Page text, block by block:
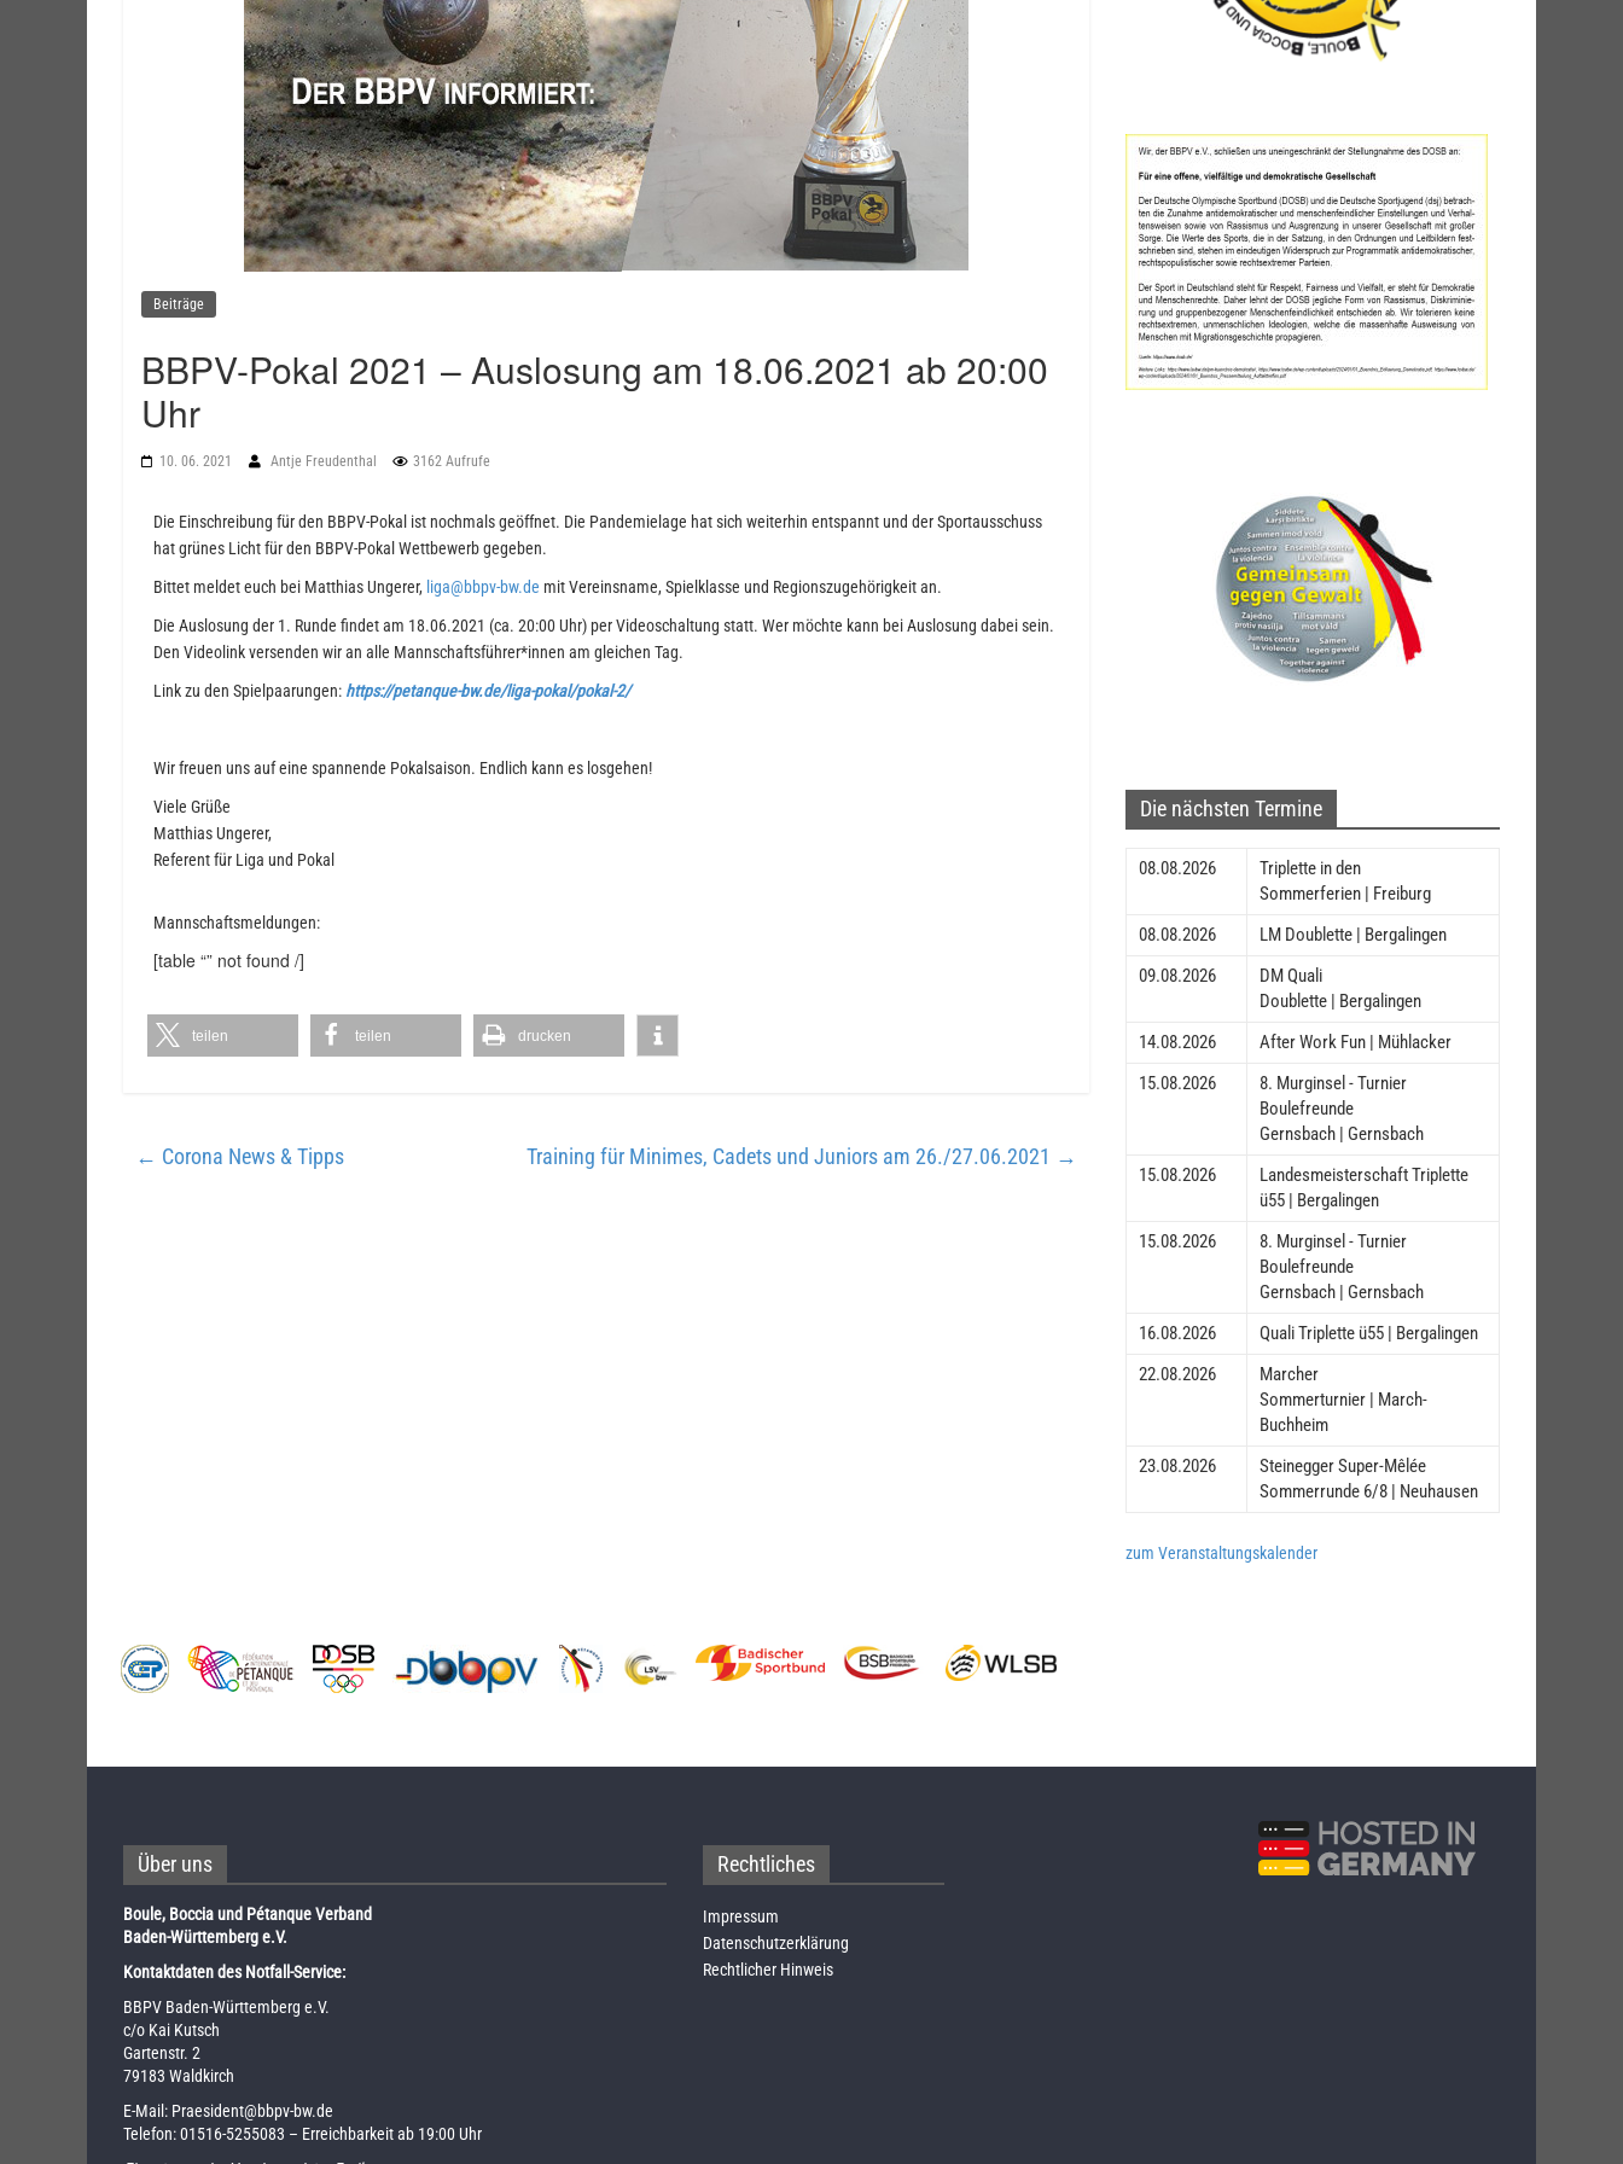
Beiträge
BBPV-Pokal 2021 – Auslosung am 18.06.2021 ab 20:00
Uhr
10. 06. 2021 Antje Freudenthal 3162 Aufrufe
Die Einschreibung für den BBPV-Pokal ist nochmals geöffnet. Die Pandemielage hat sich weiterhin entspannt und der Sportausschuss
hat grünes Licht für den BBPV-Pokal Wettbewerb gegeben.
Bittet meldet euch bei Matthias Ungerer, liga@bbpv-bw.de mit Vereinsname, Spielklasse und Regionszugehörigkeit an.
Die Auslosung der 1. Runde findet am 18.06.2021 (ca. 20:00 Uhr) per Videoschaltung statt. Wer möchte kann bei Auslosung dabei sein.
Den Videolink versenden wir an alle Mannschaftsführer*innen am gleichen Tag.
Link zu den Spielpaarungen: https://petanque-bw.de/liga-pokal/pokal-2/
Wir freuen uns auf eine spannende Pokalsaison. Endlich kann es losgehen!
Viele Grüße
Matthias Ungerer,
Referent für Liga und Pokal
Mannschaftsmeldungen:
[table “” not found /]
teilen teilen drucken
← Corona News & Tipps Training für Minimes, Cadets und Juniors am 26./27.06.2021 →
Die nächsten Termine
08.08.2026
Triplette in den
Sommerferien | Freiburg
08.08.2026
LM Doublette | Bergalingen
09.08.2026
DM Quali
Doublette | Bergalingen
14.08.2026
After Work Fun | Mühlacker
15.08.2026
8. Murginsel - Turnier
Boulefreunde
Gernsbach | Gernsbach
15.08.2026
Landesmeisterschaft Triplette
ü55 | Bergalingen
15.08.2026
8. Murginsel - Turnier
Boulefreunde
Gernsbach | Gernsbach
16.08.2026
Quali Triplette ü55 | Bergalingen
22.08.2026
Marcher
Sommerturnier | March-
Buchheim
23.08.2026
Steinegger Super-Mêlée
Sommerrunde 6/8 | Neuhausen
zum Veranstaltungskalender
Über uns
Boule, Boccia und Pétanque Verband
Baden-Württemberg e.V.
Kontaktdaten des Notfall-Service:
BBPV Baden-Württemberg e.V.
c/o Kai Kutsch
Gartenstr. 2
79183 Waldkirch
E-Mail: Praesident@bbpv-bw.de
Telefon:01516-5255083 – Erreichbarkeit ab 19:00 Uhr
Rechtliches
Impressum
Datenschutzerklärung
Rechtlicher Hinweis